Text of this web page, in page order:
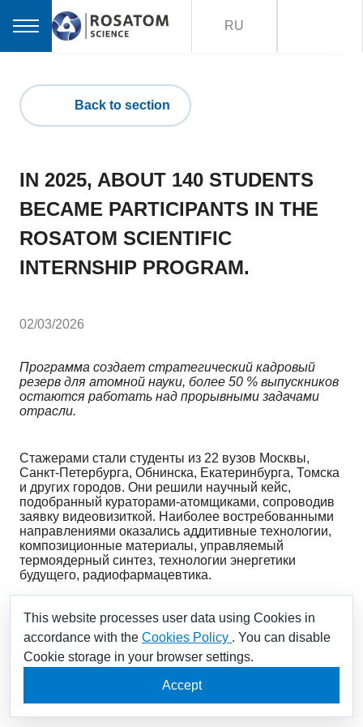
RU
Back to section
IN 2025, ABOUT 140 STUDENTS
BECAME PARTICIPANTS IN THE
ROSATOM SCIENTIFIC
INTERNSHIP PROGRAM.
02/03/2026
Программа создает стратегический кадровый
резерв для атомной науки, более 50 % выпускников
остаются работать над прорывными задачами
отрасли.
Стажерами стали студенты из 22 вузов Москвы,
Санкт-Петербурга, Обнинска, Екатеринбурга, Томска
и других городов. Они решили научный кейс,
подобранный кураторами-атомщиками, сопроводив
заявку видеовизиткой. Наиболее востребованными
направлениями оказались аддитивные технологии,
композиционные материалы, управляемый
термоядерный синтез, технологии энергетики
будущего, радиофармацевтика.
Стажеры получают возможность работать в
лабораториях организаций, стать частью команды
научно-исследовательских и опытно-конструкторских
работ (НИОКР), посещать отраслевые лекции,
вебинары и конференции. По результатам
программы стажёры могут перейти на постоянные
This website processes user data using Cookies in
accordance with the Cookies Policy . You can disable
Cookie storage in your browser settings.
Accept